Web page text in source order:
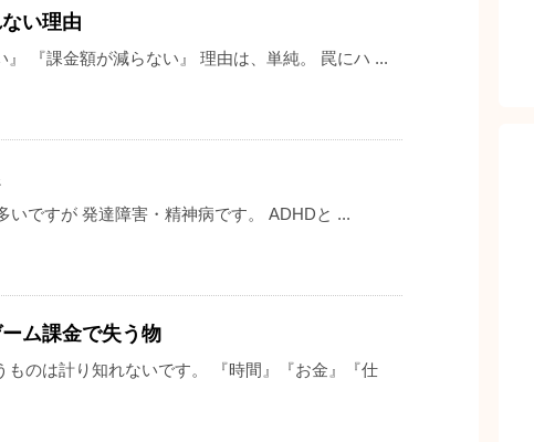
い理由
『課金額が減らない』 理由は、単純。 罠にハ ...
いですが 発達障害・精神病です。 ADHDと ...
ム課金で失う物
のは計り知れないです。 『時間』『お金』『仕